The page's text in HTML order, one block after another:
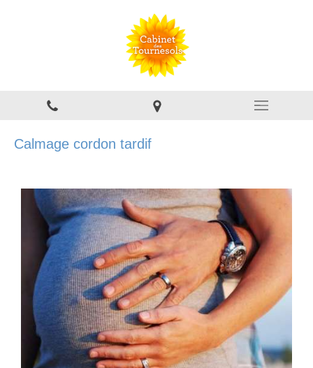
Calmage cordon tardif